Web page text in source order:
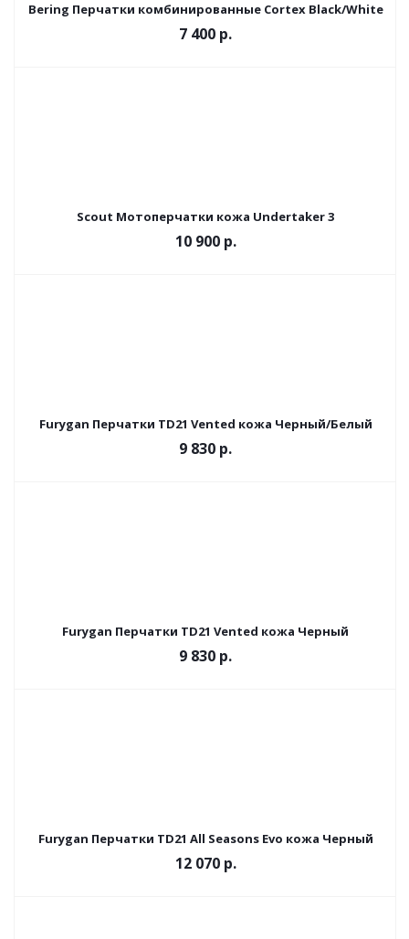
Bering Перчатки комбинированные Cortex Black/White
7 400 р.
Scout Мотоперчатки кожа Undertaker 3
10 900 р.
Furygan Перчатки TD21 Vented кожа Черный/Белый
9 830 р.
Furygan Перчатки TD21 Vented кожа Черный
9 830 р.
Furygan Перчатки TD21 All Seasons Evo кожа Черный
12 070 р.